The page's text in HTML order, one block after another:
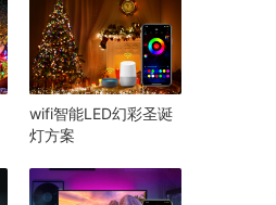
wifi智能LED幻彩圣诞
灯方案